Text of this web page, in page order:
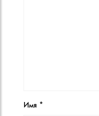
Имя *